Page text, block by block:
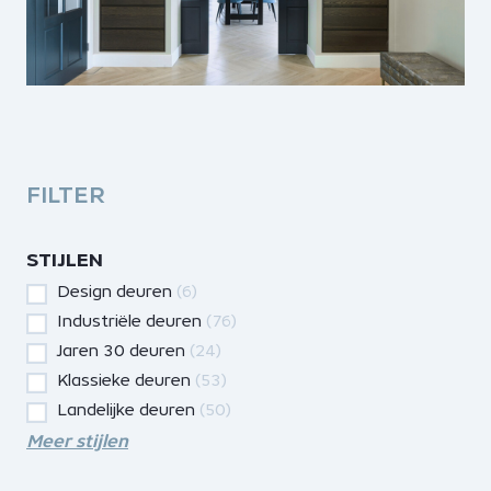
FILTER
STIJLEN
Design deuren (6)
Industriële deuren (76)
Jaren 30 deuren (24)
Klassieke deuren (53)
Landelijke deuren (50)
Meer stijlen